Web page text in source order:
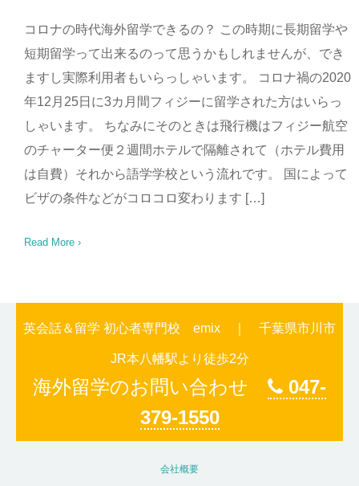
コロナの時代海外留学できるの？ この時期に長期留学や
短期留学って出来るのって思うかもしれませんが、でき
ますし実際利用者もいらっしゃいます。 コロナ禍の2020
年12月25日に3カ月間フィジーに留学された方はいらっ
しゃいます。 ちなみにそのときは飛行機はフィジー航空
のチャーター便２週間ホテルで隔離されて（ホテル費用
は自費）それから語学学校という流れです。 国によって
ビザの条件などがコロコロ変わります […]
Read More ›
英会話＆留学 初心者専門校 emix ｜ 千葉県市川市
JR本八幡駅より徒歩2分
海外留学のお問い合わせ
047-
379-1550
会社概要